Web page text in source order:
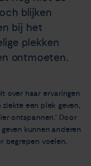
blijken
bij het
plekken
ontmoeten.
over haar ervaringen
een plek geven,
ontspannen.' Door
kunnen anderen
begrepen voelen.